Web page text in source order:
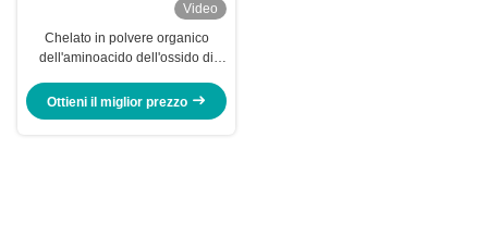
Video
Chelato in polvere organico
dell'aminoacido dell'ossido di
alberi da frutto
Ottieni il miglior prezzo